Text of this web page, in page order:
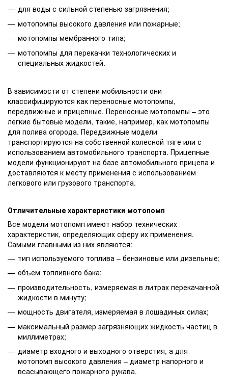
для воды с сильной степенью загрязнения;
мотопомпы высокого давления или пожарные;
мотопомпы мембранного типа;
мотопомпы для перекачки технологических и
специальных жидкостей.
В зависимости от степени мобильности они
классифицируются как переносные мотопомпы,
передвижные и прицепные. Переносные мотопомпы – это
легкие бытовые модели, такие, например, как мотопомпы
для полива огорода. Передвижные модели
транспортируются на собственной колесной тяге или с
использованием автомобильного транспорта. Прицепные
модели функционируют на базе автомобильного прицепа и
доставляются к месту применения с использованием
легкового или грузового транспорта.
Отличительные характеристики мотопомп
Все модели мотопомп имеют набор технических
характеристик, определяющих сферу их применения.
Самыми главными из них являются:
тип используемого топлива – бензиновые или дизельные;
объем топливного бака;
производительность, измеряемая в литрах перекачанной
жидкости в минуту;
мощность двигателя, измеряемая в лошадиных силах;
максимальный размер загрязняющих жидкость частиц в
миллиметрах;
диаметр входного и выходного отверстия, а для
мотопомп высокого давления – диаметр напорного и
всасывающего пожарного рукава.